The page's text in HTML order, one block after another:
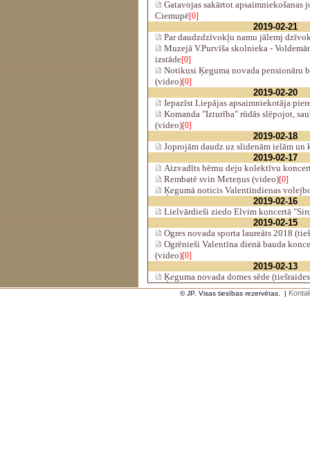
Gatavojas sakārtot apsaimniekošanas
Ciemupē[0]
2019-02-21
Par daudzdzīvokļu namu jālemj
Muzejā V.Purvīša skolnieka -
izstāde[0]
Notikusi Ķeguma novada pensionāru
(video)[0]
2019-02-20
Iepazīst Liepājas apsaimniekotāja
Komanda "Izturība" rūdās slēpojot,
(video)[0]
2019-02-18
Joprojām daudz uz slidenām ielām un
2019-02-17
Aizvadīts bērnu deju kolektīvu
Rembatē svin Meteņus (video)[0]
Ķegumā noticis Valentīndienas
2019-02-16
Lielvārdieši ziedo Elvim koncertā
2019-02-15
Ogres novada sporta laureāts 2018
Ogrēnieši Valentīna dienā bauda
(video)[0]
2019-02-13
Ķeguma novada domes sēde
© JP. Visas tiesības rezervētas. |